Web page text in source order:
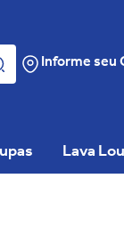
Informe seu
Lava